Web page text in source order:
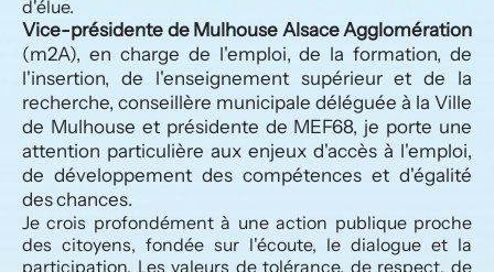
d'élue.
Vice-présidente de Mulhouse Alsace Agglomération
(m2A), en charge de l'emploi, de la formation, de
l'insertion, de l'enseignement supérieur et de la
recherche, conseillère municipale déléguée à la Ville
de Mulhouse et présidente de MEF68, je porte une
attention particulière aux enjeux d'accès à l'emploi,
de développement des compétences et d'égalité
des chances.
Je crois profondément à une action publique proche
des citoyens, fondée sur l'écoute, le dialogue et la
participation. Les valeurs de tolérance, de respect, de